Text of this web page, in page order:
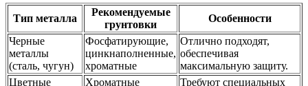
Тип металла
Рекомендуемые
грунтовки
Особенности
Черные
металлы
(сталь, чугун)
Фосфатирующие,
цинкнаполненные,
хроматные
Отлично подходят,
обеспечивая
максимальную защиту.
Цветные
Хроматные
Требуют специальных